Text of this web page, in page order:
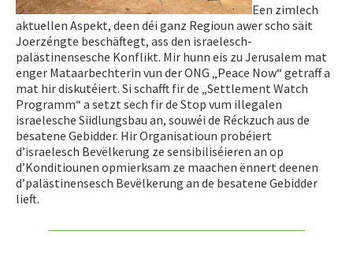
Een zimlech
aktuellen Aspekt, deen déi ganz Regioun awer scho säit
Joerzéngte beschäftegt, ass den israelesch-
palästinensesche Konflikt. Mir hunn eis zu Jerusalem mat
enger Mataarbechterin vun der ONG „Peace Now“ getraff a
mat hir diskutéiert. Si schafft fir de „Settlement Watch
Programm“ a setzt sech fir de Stop vum illegalen
israelesche Siidlungsbau an, souwéi de Réckzuch aus de
besatene Gebidder. Hir Organisatioun probéiert
d’israelesch Bevëlkerung ze sensibiliséieren an op
d’Konditiounen opmierksam ze maachen ënnert deenen
d’palästinensesch Bevëlkerung an de besatene Gebidder
lieft.